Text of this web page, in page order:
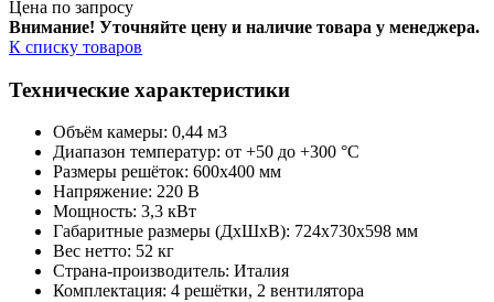
Цена по запросу
Внимание! Уточняйте цену и наличие товара у менеджера.
К списку товаров
Технические характеристики
Объём камеры: 0,44 м3
Диапазон температур: от +50 до +300 °С
Размеры решёток: 600x400 мм
Напряжение: 220 В
Мощность: 3,3 кВт
Габаритные размеры (ДхШхВ): 724x730x598 мм
Вес нетто: 52 кг
Страна-производитель: Италия
Комплектация: 4 решётки, 2 вентилятора